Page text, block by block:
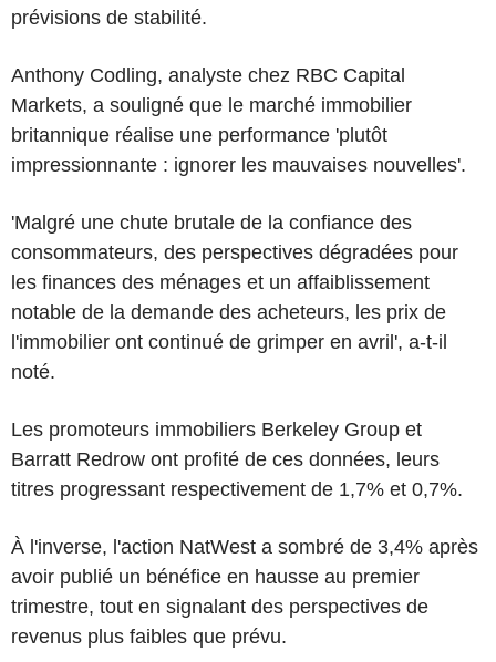
prévisions de stabilité.
Anthony Codling, analyste chez RBC Capital
Markets, a souligné que le marché immobilier
britannique réalise une performance 'plutôt
impressionnante : ignorer les mauvaises nouvelles'.
'Malgré une chute brutale de la confiance des
consommateurs, des perspectives dégradées pour
les finances des ménages et un affaiblissement
notable de la demande des acheteurs, les prix de
l'immobilier ont continué de grimper en avril', a-t-il
noté.
Les promoteurs immobiliers Berkeley Group et
Barratt Redrow ont profité de ces données, leurs
titres progressant respectivement de 1,7% et 0,7%.
À l'inverse, l'action NatWest a sombré de 3,4% après
avoir publié un bénéfice en hausse au premier
trimestre, tout en signalant des perspectives de
revenus plus faibles que prévu.